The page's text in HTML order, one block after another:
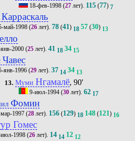
18-фев-1998(27лет). 115(77) 7
Карраскаль
май-1998 (26 лет).78 (41) 18 57 (30) 13
2000 (25 лет).41 18 34 15
Чавес
янв-1996 (29 лет).37 14 34 13
13. Муми Нгамалё, 90'
9-июл-1994(30лет). 62 17
Фомин
1997 (28 лет). 156 (129) 18 148 (121) 16
Гомес
1998 (26 лет). 14 14 12 12